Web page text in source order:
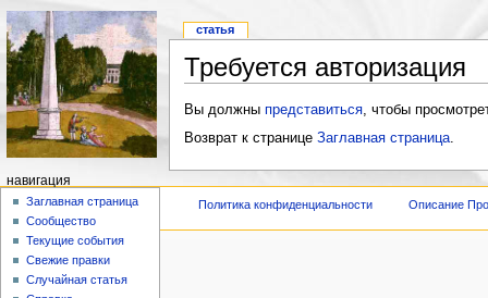
Требуется авторизация
Вы должны представиться, чтобы
Возврат к странице Заглавная страница.
статья
навигация
Заглавная страница
Сообщество
Текущие события
Свежие правки
Случайная статья
Политика конфиденциальности Описание